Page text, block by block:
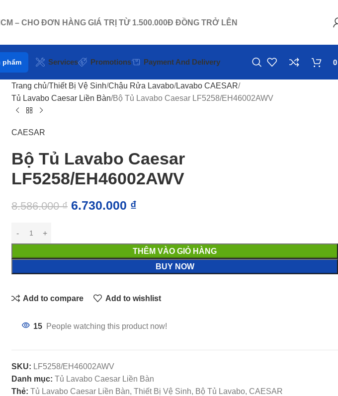
– CHO ĐƠN HÀNG GIÁ TRỊ TỪ 1.500.000Đ ĐỒNG TRỞ LÊN
phẩm Services Promotions Payment And Delivery
Trang chủ Thiết Bị Vệ Sinh Chậu Rửa Lavabo Lavabo CAESAR
Tủ Lavabo Caesar Liền Bàn Bộ Tủ Lavabo Caesar LF5258/EH46002AWV
CAESAR
Bộ Tủ Lavabo Caesar
LF5258/EH46002AWV
8.586.000₫ 6.730.000 ₫
THÊM VÀO GIỎ HÀNG
BUY NOW
Add to compare Add to wishlist
15 People watching this product now!
SKU: LF5258/EH46002AWV
Danh mục: Tủ Lavabo Caesar Liền Bàn
Thẻ: Tủ Lavabo Caesar Liền Bàn, Thiết Bị Vệ Sinh, Bộ Tủ Lavabo, CAESAR